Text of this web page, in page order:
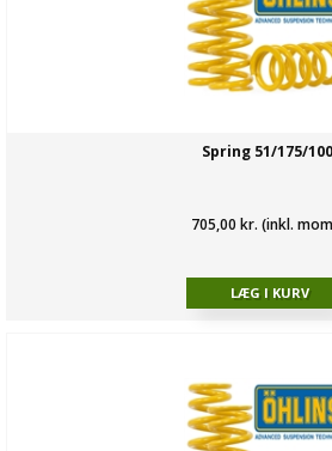
Spring 51/175/100
705,00 kr. (inkl.